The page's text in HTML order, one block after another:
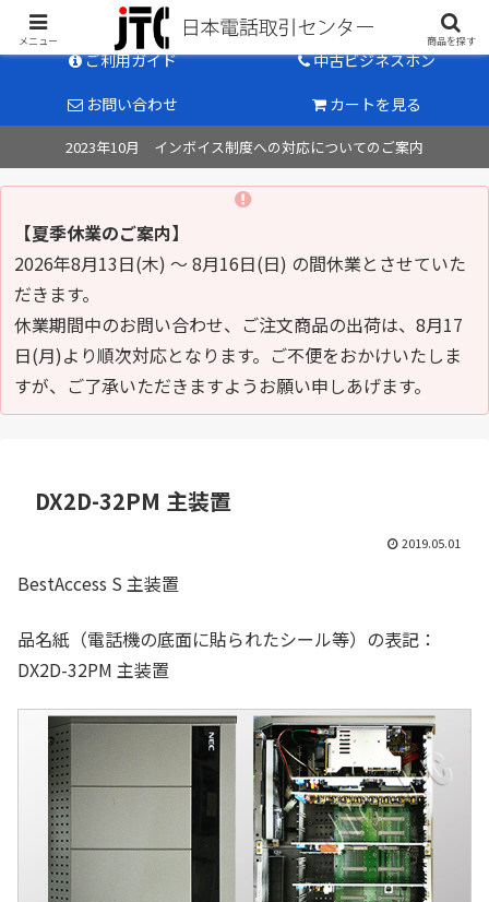
中古ビジネスホン販売のパイオニア
ご利用ガイド
中古ビジネスホン
お問い合わせ
カートを見る
2023年10月 インボイス制度への対応についてのご案内
【夏季休業のご案内】
2026年8月13日(木) ～ 8月16日(日) の間休業とさせていた
だきます。
休業期間中のお問い合わせ、ご注文商品の出荷は、8月17
日(月)より順次対応となります。ご不便をおかけいたしま
すが、ご了承いただきますようお願い申しあげます。
DX2D-32PM 主装置
2019.05.01
BestAccess S 主装置
品名紙（電話機の底面に貼られたシール等）の表記：
DX2D-32PM 主装置
メニュー 商品を探す